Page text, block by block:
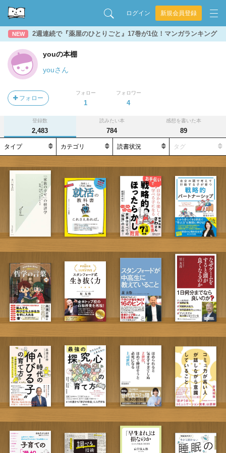
ログイン 新規会員登録
NEW 2週連続で『薬屋のひとりごと』17巻が1位！マンガランキング
youの本棚
youさん
フォロー
フォロー
1
フォロワー
4
登録数
2,483
読みたい本
784
感想を書いた本
89